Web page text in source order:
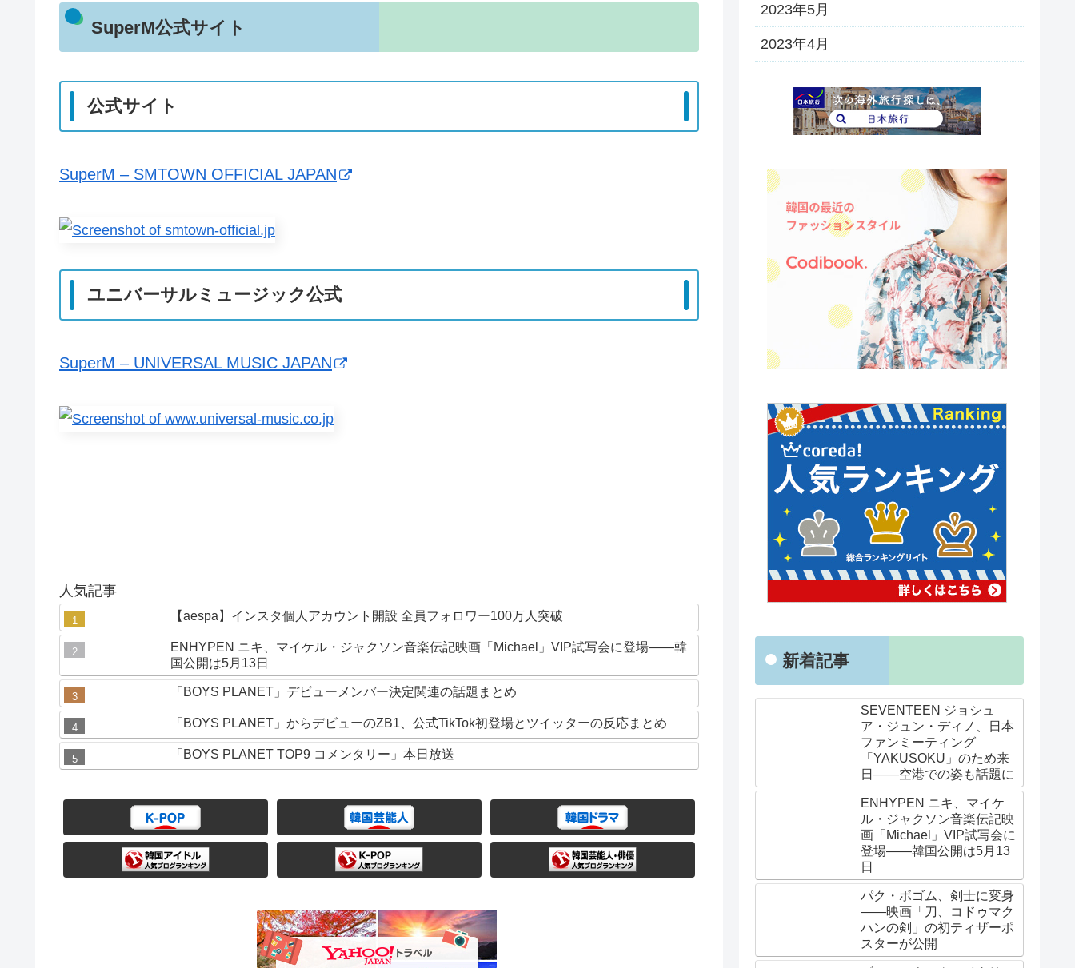
SuperM公式サイト
公式サイト
SuperM – SMTOWN OFFICIAL JAPAN
ユニバーサルミュージック公式
SuperM – UNIVERSAL MUSIC JAPAN
人気記事
【aespa】インスタ個人アカウント開設 全員フォロワー100万人突破
ENHYPEN ニキ、マイケル・ジャクソン音楽伝記映画「Michael」VIP試写会に登場——韓
国公開は5月13日
「BOYS PLANET」デビューメンバー決定関連の話題まとめ
「BOYS PLANET」からデビューのZB1、公式TikTok初登場とツイッターの反応まとめ
「BOYS PLANET TOP9 コメンタリー」本日放送
2023年5月
2023年4月
新着記事
SEVENTEEN ジョシュ
ア・ジュン・ディノ、日本
ファンミーティング
「YAKUSOKU」のため来
日——空港での姿も話題に
ENHYPEN ニキ、マイケ
ル・ジャクソン音楽伝記映
画「Michael」VIP試写会に
登場——韓国公開は5月13
日
パク・ボゴム、剣士に変身
——映画「刀、コドゥマク
ハンの剣」の初ティザーポ
スターが公開